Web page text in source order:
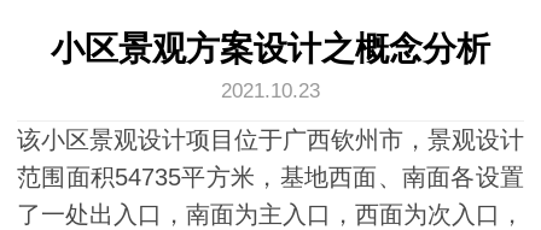
小区景观方案设计之概念分析
2021.10.23
该小区景观设计项目位于广西钦州市，景观设计
范围面积54735平方米，基地西面、南面各设置
了一处出入口，南面为主入口，西面为次入口，